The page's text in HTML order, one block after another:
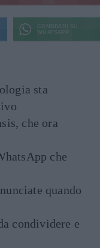
CONDIVIDI SU
WHATSAPP
sta
che ora
che
quando
condividere e